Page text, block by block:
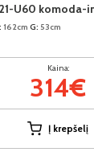
U60 komoda-
162cm G: 53cm
Kaina:
314€
Į krepšelį